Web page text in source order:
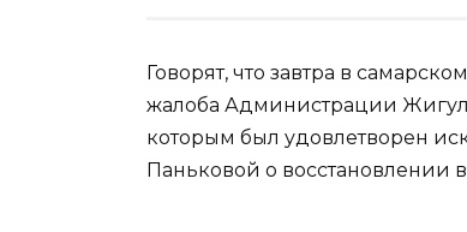
Говорят, что завтра в
жалоба Администрации
которым был удовлетворен
Паньковой о восстановлении